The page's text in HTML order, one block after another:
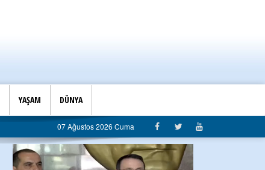
YAŞAM DÜNYA
07 Ağustos 2026 Cuma